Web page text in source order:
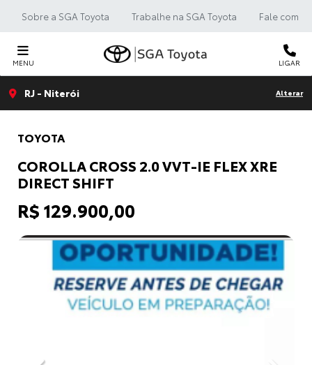
Sobre a SGA Toyota Trabalhe na SGA Toyota Fale com a
MENU LIGAR
RJ - Niterói Alterar
TOYOTA
COROLLA CROSS 2.0 VVT-IE FLEX XRE
DIRECT SHIFT
R$ 129.900,00